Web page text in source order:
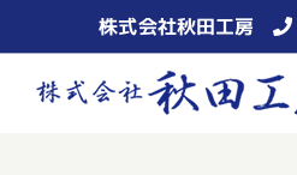
to
content
株式会社秋田工房